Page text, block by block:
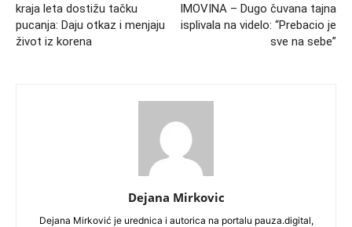
kraja leta dostižu tačku
pucanja: Daju otkaz i menjaju
život iz korena
IMOVINA – Dugo čuvana tajna
isplivala na videlo: “Prebacio je
sve na sebe”
Dejana Mirkovic
Dejana Mirković je urednica i autorica na portalu pauza.digital,